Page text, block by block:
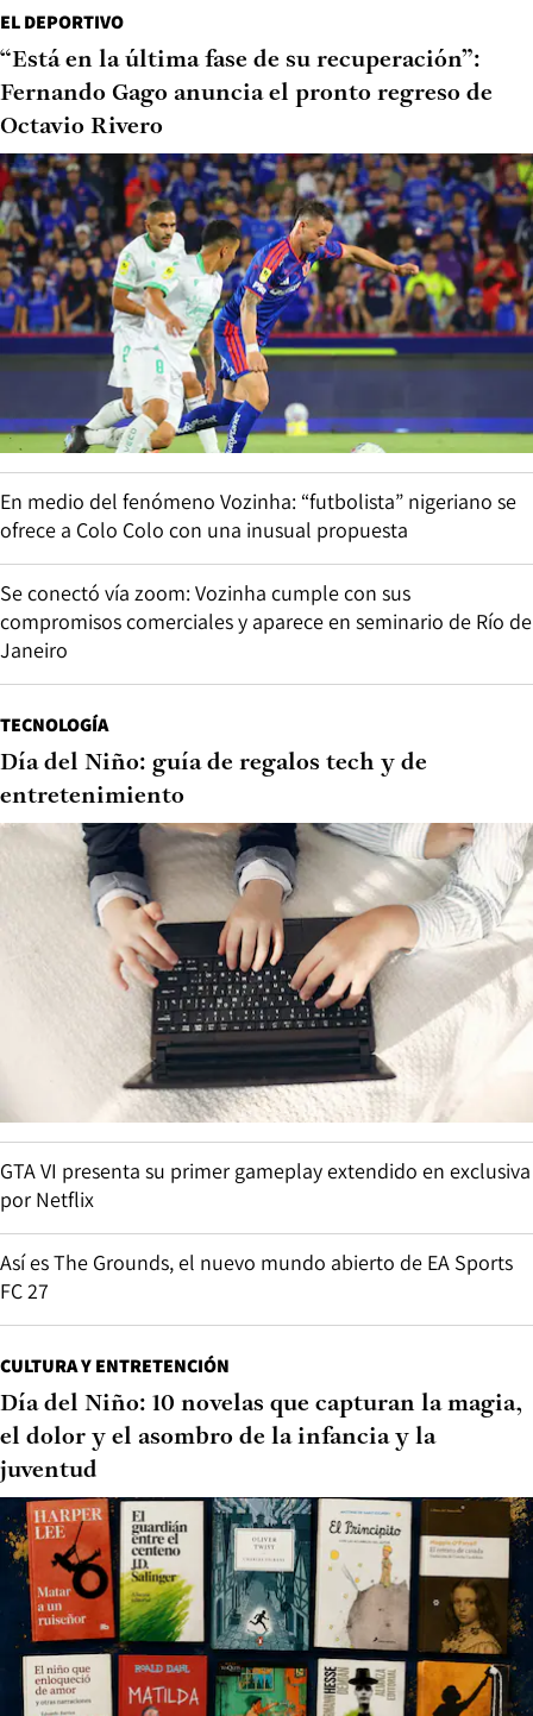
EL DEPORTIVO
“Está en la última fase de su recuperación”:
Fernando Gago anuncia el pronto regreso de
Octavio Rivero
En medio del fenómeno Vozinha: “futbolista” nigeriano se
ofrece a Colo Colo con una inusual propuesta
Se conectó vía zoom: Vozinha cumple con sus
compromisos comerciales y aparece en seminario de Río de
Janeiro
TECNOLOGÍA
Día del Niño: guía de regalos tech y de
entretenimiento
GTA VI presenta su primer gameplay extendido en exclusiva
por Netflix
Así es The Grounds, el nuevo mundo abierto de EA Sports
FC 27
CULTURA Y ENTRETENCIÓN
Día del Niño: 10 novelas que capturan la magia,
el dolor y el asombro de la infancia y la
juventud